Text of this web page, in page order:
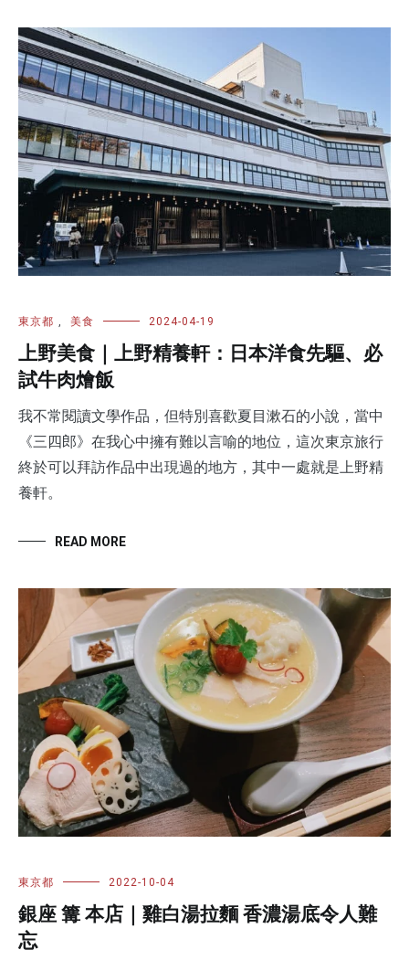
東京都 美食 2024-04-19
上野美食｜上野精養軒：日本洋食先驅、必
試牛肉燴飯
我不常閱讀文學作品，但特別喜歡夏目漱石的小說，當中
《三四郎》在我心中擁有難以言喻的地位，這次東京旅行
終於可以拜訪作品中出現過的地方，其中一處就是上野精
養軒。
READ MORE
東京都 2022-10-04
銀座 篝 本店｜雞白湯拉麵 香濃湯底令人難
忘